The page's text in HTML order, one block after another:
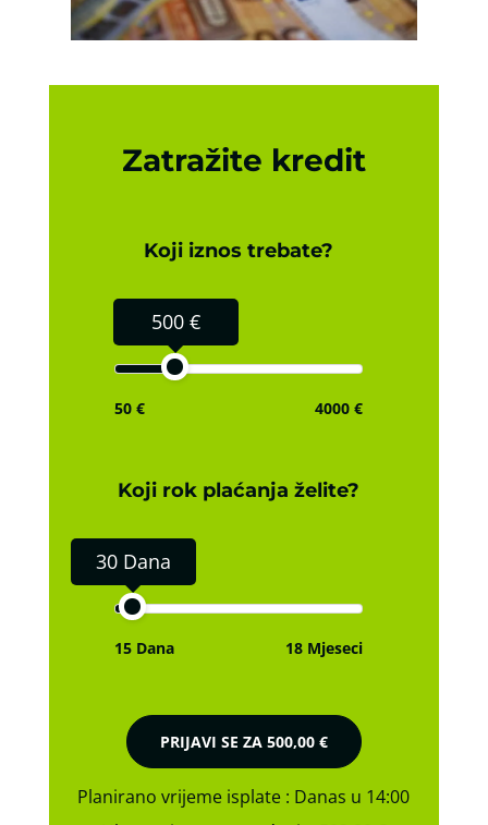
Zatražite kredit
Koji iznos trebate?
500 €
50 € 4000 €
Koji rok plaćanja želite?
30 Dana
15 Dana 18 Mjeseci
PRIJAVI SE ZA 500,00 €
Planirano vrijeme isplate : Danas u 14:00